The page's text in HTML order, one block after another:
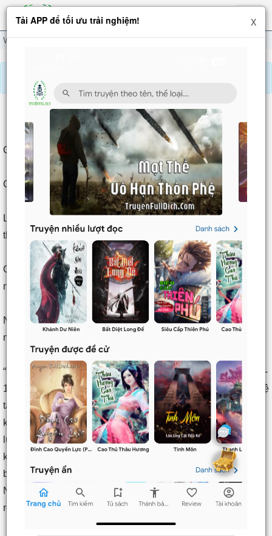
Hiện
menu
Vô Tận Vũ Trang Chương 288
VÔ TẬN VŨ TRANG
Chương 288 : Nội Đấu
Chương 288: Nội Đấu
Chiến đấu đến nhanh, đi cũng nhanh.
Lúc tiếng súng đình chỉ, trên thảo nguyên đã trải đầy thi thể
thú cuồng bạo.
Con đầu lĩnh thú cuồng bạo kia cũng đã chết triệt để dưới xe
nghiền súng nã.
Nhặt lên chiếc rương nhỏ màu xanh nhạt bên cạnh thi thể bể
nát, mở ra xem xét, là một thanh trảo câu màu máu đỏ lợi hại.
“Trảo Cuồng Bạo cấp D, trảo một tay cực phẩm, công kích 14-
18, mang hiệu quả cắt rách, lúc công kích mục tiêu có 5% tỷ lệ
tạo thành đặc hiệu cắt đứt, kèm theo kỹ năng Bạo Kích: công
kích mục tiêu với lực sát thương bằng bốn lần điểm lực
lượng, bội số tác dụng trên giá trị lực lượng phát huy mà
không phải là giá trị lực lượng lớn nhất. Kỹ năng hoặc trang
bị loại cuồng bạo có tác dụng bổ trợ uy lực trảo Cuồng Bạo.
Ngươi có được nhẫn Cuồng Bạo, sử dụng nhẫn Cuồng Bạo
rồi tái sử dụng trảo Cuồng Bạo, tổn thương tăng lên 20%.”
Tải APP để tối ưu trải nghiệm! X